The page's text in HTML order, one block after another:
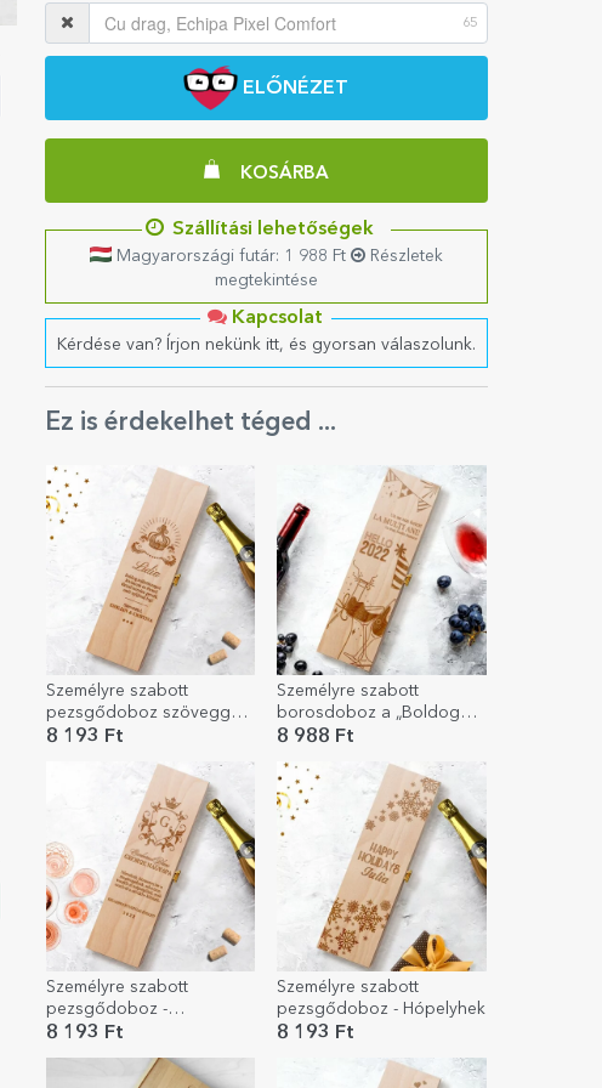
65
ELŐNÉZET
KOSÁRBA
Szállítási lehetőségek
Magyarországi futár: 1 988 Ft
Részletek
megtekintése
Kapcsolat
Kérdése van? Írjon nekünk itt, és gyorsan válaszolunk.
Ez is érdekelhet téged ...
Személyre szabott
pezsgődoboz szöveggel -
Korona
8 193 Ft
Személyre szabott
borosdoboz a „Boldog
születésnapot!” üzenettel
8 988 Ft
Személyre szabott
pezsgődoboz -
nyugdíjazási modell
8 193 Ft
Személyre szabott
pezsgődoboz - Hópelyhek
8 193 Ft